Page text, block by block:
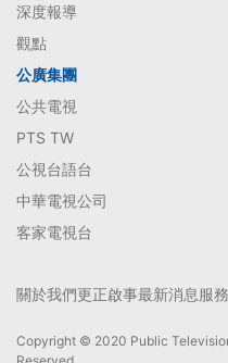
深度報導
觀點
公廣集團
公共電視
PTS TW
公視台語台
中華電視公司
客家電視台
關於我們更正啟事最新消息服
Copyright © 2020 Public